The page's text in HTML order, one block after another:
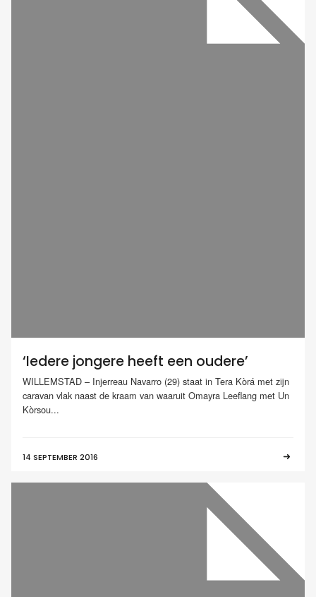
‘Iedere jongere heeft een oudere’
WILLEMSTAD – Injerreau Navarro (29) staat in Tera Kòrá met zijn
caravan vlak naast de kraam van waaruit Omayra Leeflang met Un
Kòrsou...
14 SEPTEMBER 2016